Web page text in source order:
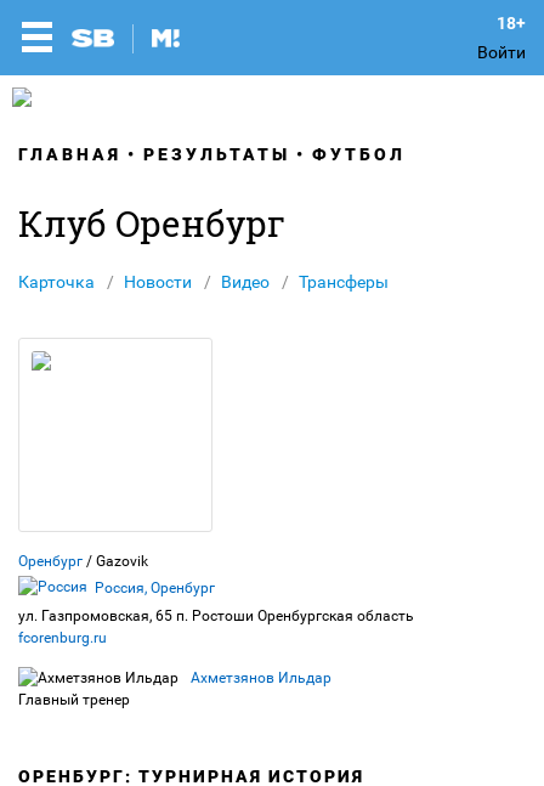
Войти
ГЛАВНАЯ РЕЗУЛЬТАТЫ ФУТБОЛ
Клуб Оренбург
Карточка Новости Видео Трансферы
Оренбург / Gazovik
Россия, Оренбург
ул. Газпромовская, 65 п. Ростоши Оренбургская область
fcorenburg.ru
Ахметзянов Ильдар
Главный тренер
ОРЕНБУРГ: ТУРНИРНАЯ ИСТОРИЯ